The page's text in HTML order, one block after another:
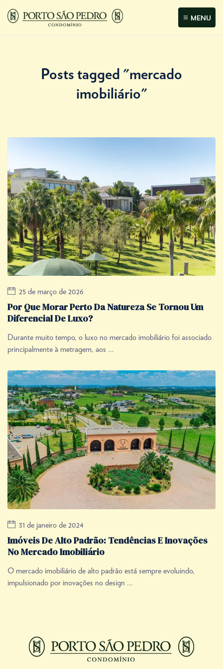
MENU
Posts tagged "mercado
imobiliário"
25 de março de 2026
Por Que Morar Perto Da Natureza Se Tornou Um
Diferencial De Luxo?
Durante muito tempo, o luxo no mercado imobiliário foi associado
principalmente à metragem, aos ...
31 de janeiro de 2024
Imóveis De Alto Padrão: Tendências E Inovações
No Mercado Imobiliário
O mercado imobiliário de alto padrão está sempre evoluindo,
impulsionado por inovações no design ...